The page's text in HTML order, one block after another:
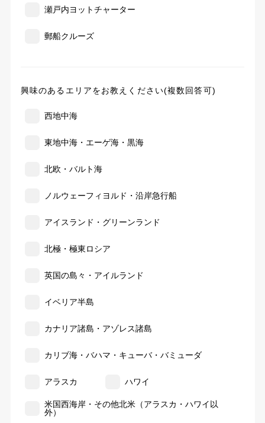
瀬戸内ヨットチャーター
郵船クルーズ
興味のあるエリアをお教えください(複数回答可)
西地中海
東地中海・エーゲ海・黒海
北欧・バルト海
ノルウェーフィヨルド・沿岸急行船
アイスランド・グリーンランド
北極・極東ロシア
英国の島々・アイルランド
イベリア半島
カナリア諸島・アゾレス諸島
カリブ海・バハマ・キューバ・バミューダ
アラスカ ハワイ
米国西海岸・その他北米（アラスカ・ハワイ以
外）